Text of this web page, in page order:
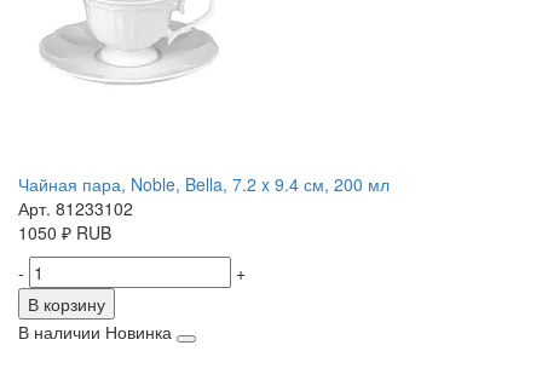
Чайная пара, Noble, Bella, 7.2 x 9.4 см, 200 мл
Арт. 81233102
1050 ₽ RUB
-
+
В корзину
В наличии Новинка